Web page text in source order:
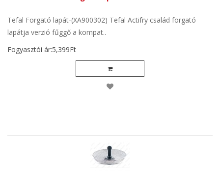
Tefal Forgató lapát-(XA900302) Tefal Actifry család forgató
lapátja verzió fűggő a kompat..
Fogyasztói ár:5,399Ft